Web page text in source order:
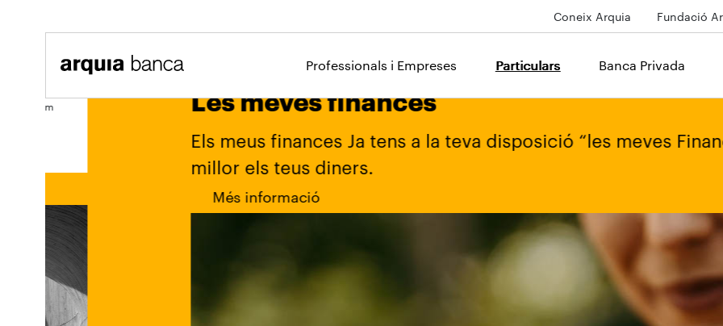
Coneix Arquia Fundació
Professionals i Empreses Particulars Banca Privada
Banca para particulares
Les meves finances
Els meus finances Ja tens a la teva disposició “les meves Finances”, la
millor els teus diners.
Més informació